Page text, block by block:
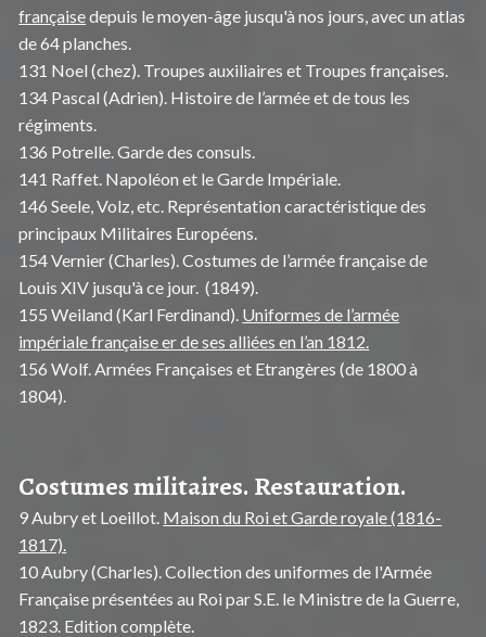
françaisedepuis le moyen-âge jusqu'à nos jours, avec un atlas
de 64 planches.
131 Noel (chez). Troupes auxiliaires et Troupes françaises.
134 Pascal (Adrien). Histoire de l’armée et de tous les
régiments.
136 Potrelle. Garde des consuls.
141 Raffet. Napoléon et le Garde Impériale.
146 Seele, Volz, etc. Représentation caractéristique des
principaux Militaires Européens.
154 Vernier (Charles). Costumes de l’armée française de
Louis XIV jusqu'à ce jour. (1849).
155 Weiland (Karl Ferdinand). Uniformes de l’armée
impériale française er de ses alliées en l’an 1812.
156 Wolf. Armées Françaises et Etrangères (de 1800 à
1804).
Costumes militaires. Restauration.
9 Aubry et Loeillot. Maison du Roi et Garde royale (1816-
1817).
10 Aubry (Charles). Collection des uniformes de l'Armée
Française présentées au Roi par S.E. le Ministre de la Guerre,
1823. Edition complète.